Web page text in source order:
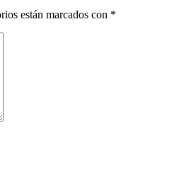
están marcados con *